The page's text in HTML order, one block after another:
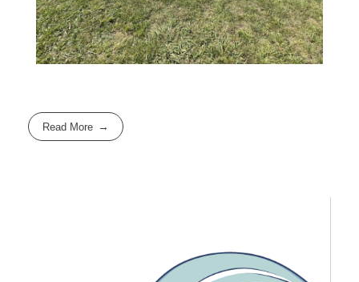
Read More